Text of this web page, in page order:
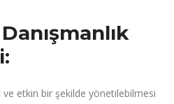
etkin bir şekilde yönetilebilmesi